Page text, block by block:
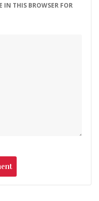
IN THIS BROWSER FOR